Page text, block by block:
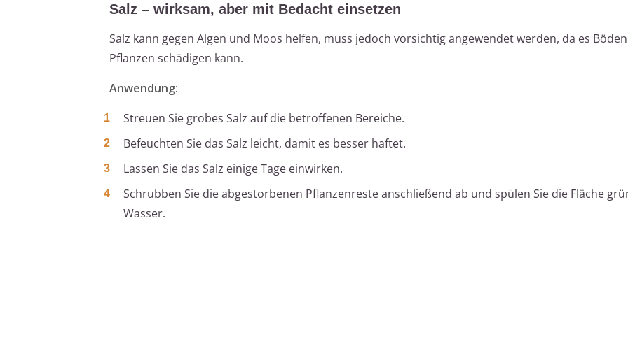
Salz – wirksam, aber mit Bedacht einsetzen
Salz kann gegen Algen und Moos helfen, muss jedoch vorsichtig angewendet werden, da es
Pflanzen schädigen kann.
Anwendung:
Streuen Sie grobes Salz auf die betroffenen Bereiche.
Befeuchten Sie das Salz leicht, damit es besser haftet.
Lassen Sie das Salz einige Tage einwirken.
Schrubben Sie die abgestorbenen Pflanzenreste anschließend ab und spülen Sie die Fläche
Wasser.